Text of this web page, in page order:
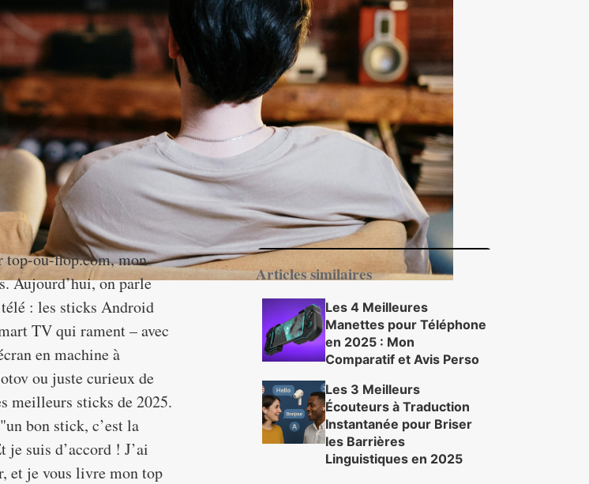
Smart TV
top-ou-flop.com, mon
Aujourd’hui, on parle
: les sticks Android
TV qui rament – avec
en machine à
ou juste curieux de
meilleurs sticks de 2025.
bon stick, c’est la
je suis d’accord ! J’ai
et je vous livre mon top
Articles similaires
Les 4 Meilleures
Manettes pour Téléphone
en 2025 : Mon
Comparatif et Avis Perso
Les 3 Meilleurs
Écouteurs à Traduction
Instantanée pour Briser
les Barrières
Linguistiques en 2025